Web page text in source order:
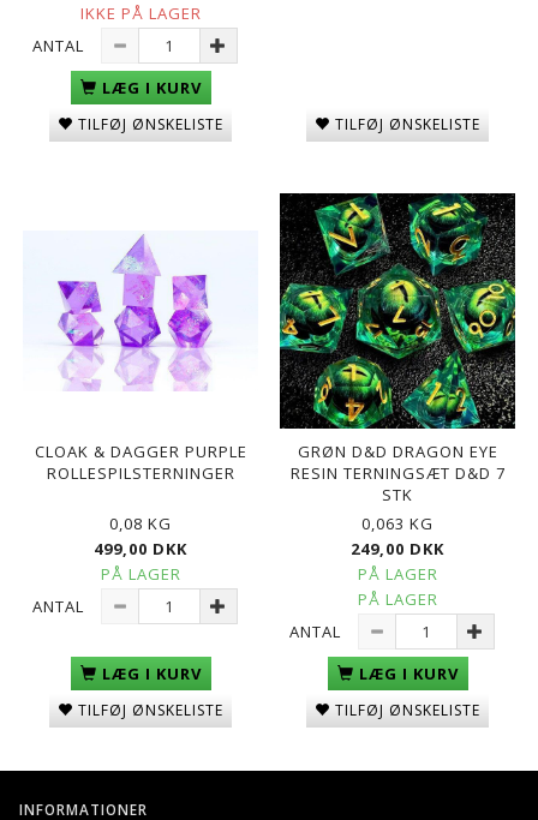
IKKE PÅ LAGER
ANTAL
LÆG I KURV
TILFØJ ØNSKELISTE TILFØJ ØNSKELISTE
CLOAK & DAGGER PURPLE
ROLLESPILSTERNINGER
0,08 KG
499,00 DKK
PÅ LAGER
ANTAL
LÆG I KURV
TILFØJ ØNSKELISTE
GRØN D&D DRAGON EYE
RESIN TERNINGSÆT D&D 7
STK
0,063 KG
249,00 DKK
PÅ LAGER
PÅ LAGER
ANTAL
LÆG I KURV
TILFØJ ØNSKELISTE
INFORMATIONER